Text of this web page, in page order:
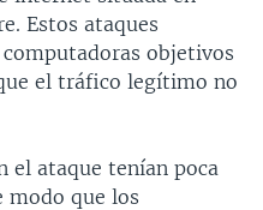
Estos ataques
objetivos
el tráfico legítimo no
el ataque tenían poca
modo que los